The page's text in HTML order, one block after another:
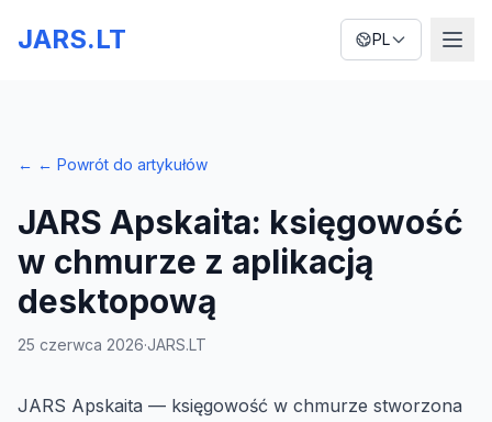
JARS.LT PL
← ← Powrót do artykułów
JARS Apskaita: księgowość
w chmurze z aplikacją
desktopową
25 czerwca 2026·JARS.LT
JARS Apskaita — księgowość w chmurze stworzona